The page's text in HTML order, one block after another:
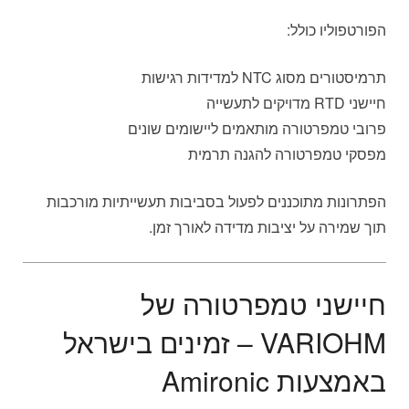
הפורטפוליו כולל:
תרמיסטורים מסוג NTC למדידות רגישות
חיישני RTD מדויקים לתעשייה
פרובי טמפרטורה מותאמים ליישומים שונים
מפסקי טמפרטורה להגנה תרמית
הפתרונות מתוכננים לפעול בסביבות תעשייתיות מורכבות
תוך שמירה על יציבות מדידה לאורך זמן.
חיישני טמפרטורה של
VARIOHM – זמינים בישראל
באמצעות Amironic